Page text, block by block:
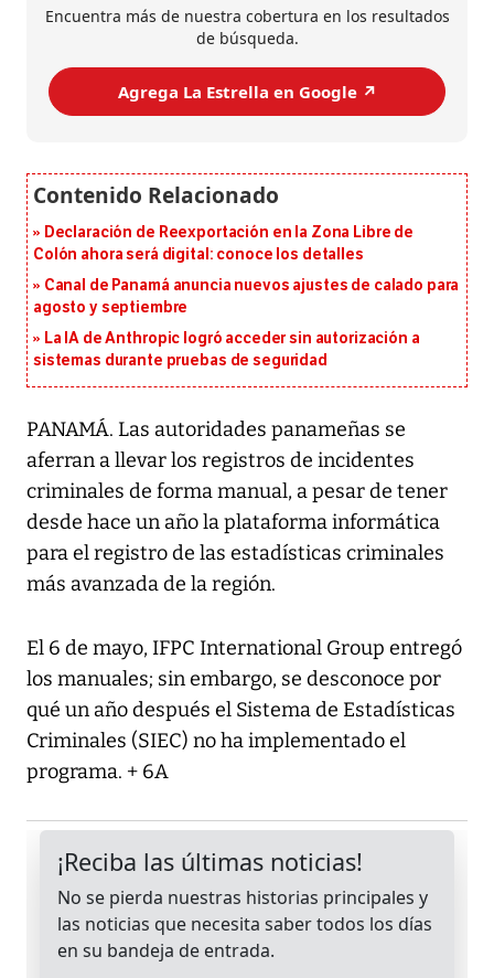
Encuentra más de nuestra cobertura en los resultados
de búsqueda.
Agrega La Estrella en Google ↗️
Declaración de Reexportación en la Zona Libre de
Colón ahora será digital: conoce los detalles
Canal de Panamá anuncia nuevos ajustes de calado para
agosto y septiembre
La IA de Anthropic logró acceder sin autorización a
sistemas durante pruebas de seguridad
PANAMÁ. Las autoridades panameñas se
aferran a llevar los registros de incidentes
criminales de forma manual, a pesar de tener
desde hace un año la plataforma informática
para el registro de las estadísticas criminales
más avanzada de la región.
El 6 de mayo, IFPC International Group entregó
los manuales; sin embargo, se desconoce por
qué un año después el Sistema de Estadísticas
Criminales (SIEC) no ha implementado el
programa. + 6A